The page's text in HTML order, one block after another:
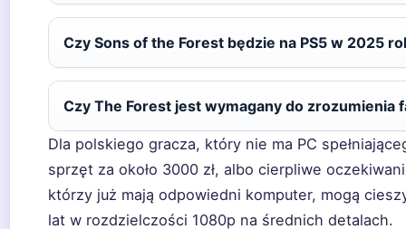
Czy Sons of the Forest będzie na PS5 w 2025
Czy The Forest jest wymagany do zrozumienia
Dla polskiego gracza, który nie ma PC
sprzęt za około 3000 zł, albo cierpliwe
którzy już mają odpowiedni komputer, mogą
lat w rozdzielczości 1080p na średnich detalach.